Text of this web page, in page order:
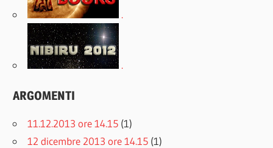
.
.
ARGOMENTI
11.12.2013 ore 14.15 (1)
12 dicembre 2013 ore 14.15 (1)